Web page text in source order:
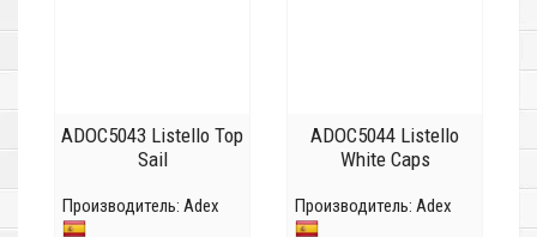
ADOC5043 Listello Top
Sail
Производитель: Adex
ADOC5044 Listello
White Caps
Производитель: Adex